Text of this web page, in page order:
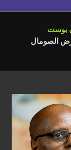
بوست
الصومال